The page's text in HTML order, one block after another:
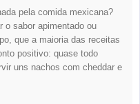
pela comida mexicana?
o sabor apimentado ou
que a maioria das receitas
positivo: quase todo
uns nachos com cheddar e